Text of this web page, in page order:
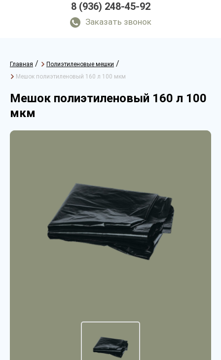
8 (936) 248-45-92
Заказать звонок
Главная / Полиэтиленовые мешки /
Мешок полиэтиленовый 160 л 100 мкм
Мешок полиэтиленовый 160 л 100
мкм